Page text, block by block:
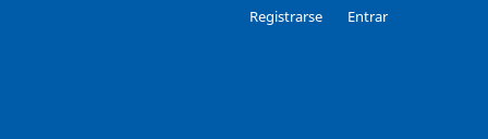
Registrarse Entrar